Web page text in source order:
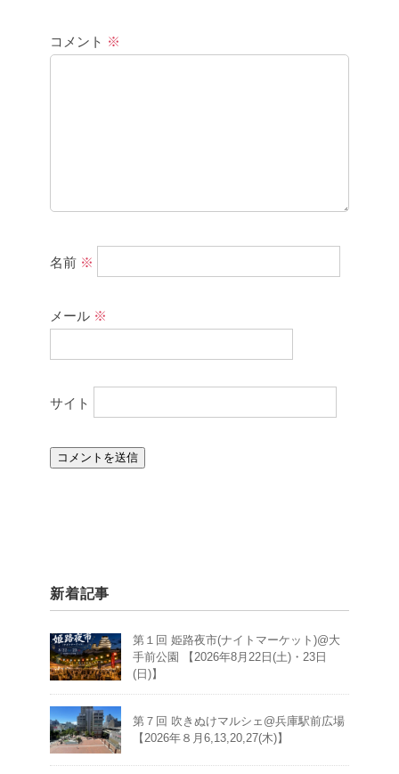
コメント ※
名前 ※
メール ※
サイト
新着記事
第１回 姫路夜市(ナイトマーケット)@大
手前公園 【2026年8月22日(土)・23日
(日)】
第７回 吹きぬけマルシェ@兵庫駅前広場
【2026年８月6,13,20,27(木)】